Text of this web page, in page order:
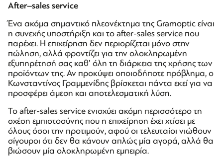
After–sales service
Ένα ακόμα σημαντικό πλεονέκτημα της Gramoptic είναι
η συνεχής υποστήριξη και το after-sales service που
παρέχει. Η επιχείρηση δεν περιορίζεται μόνο στην
πώληση, αλλά φροντίζει για την ολοκληρωμένη
εξυπηρέτησή σας καθ’ όλη τη διάρκεια της χρήσης των
προϊόντων της. Αν προκύψει οποιοδήποτε πρόβλημα, ο
Κωνσταντίνος Γραμμενίδης βρίσκεται πάντα εκεί για να
προσφέρει άμεση και αποτελεσματική λύση.
Το after-sales service ενισχύει ακόμη περισσότερο τη
σχέση εμπιστοσύνης που η επιχείρηση έχει χτίσει με
όλους όσοι την προτιμούν, αφού οι τελευταίοι νιώθουν
σίγουροι ότι δεν θα κάνουν απλώς μία αγορά, αλλά θα
βιώσουν μία ολοκληρωμένη εμπειρία.